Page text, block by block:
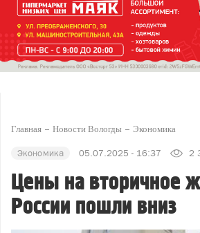
Главная Новости Вологды Экономика
Экономика 05.07.2025 - 16:37 2
Цены на вторичное
России пошли вниз